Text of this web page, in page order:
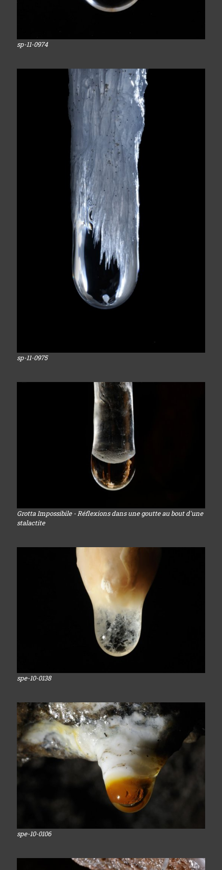
sp-11-0974
sp-11-0975
Grotta Impossibile - Réflexions dans une goutte au bout d'une
stalactite
spe-10-0138
spe-10-0106